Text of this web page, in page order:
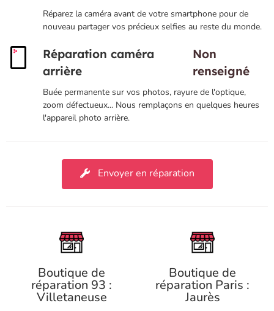
Réparez la caméra avant de votre smartphone pour de
nouveau partager vos précieux selfies au reste du monde.
Réparation caméra
arrière
Non
renseigné
Buée permanente sur vos photos, rayure de l'optique,
zoom défectueux... Nous remplaçons en quelques heures
l'appareil photo arrière.
Envoyer en réparation
Boutique de
réparation 93 :
Villetaneuse
Boutique de
réparation Paris :
Jaurès